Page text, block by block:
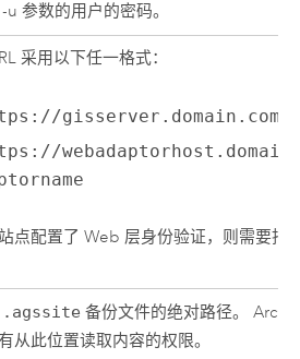
u 参数的用户的密码。
采用以下任一格式：
点配置了 Web 层身份验证，则需要指
.agssite 备份文件的绝对路径。
从此位置读取内容的权限。